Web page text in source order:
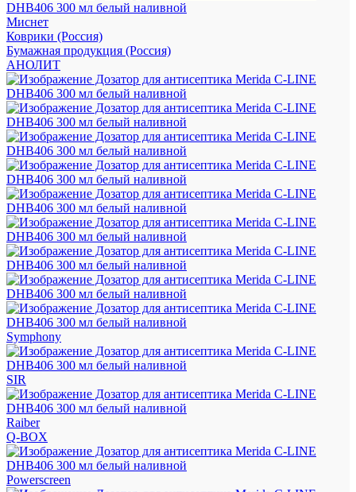
Миснет
Коврики (Россия)
Бумажная продукция (Россия)
АНОЛИТ
Symphony
SIR
Raiber
Q-BOX
Powerscreen